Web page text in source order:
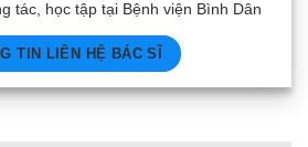
tác, học tập tại Bệnh viện Bình Dân
TIN LIÊN HỆ BÁC SĨ